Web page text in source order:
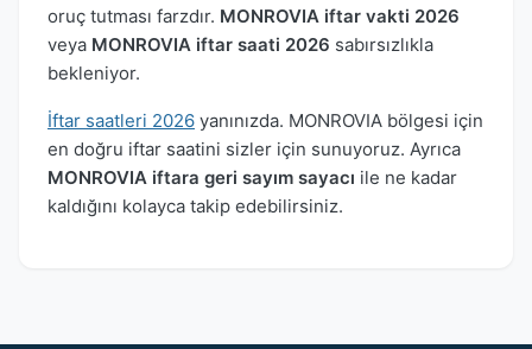
oruç tutması farzdır. MONROVIA iftar vakti 2026
veya MONROVIA iftar saati 2026 sabırsızlıkla
bekleniyor.
İftar saatleri 2026 yanınızda. MONROVIA bölgesi için
en doğru iftar saatini sizler için sunuyoruz. Ayrıca
MONROVIA iftara geri sayım sayacı ile ne kadar
kaldığını kolayca takip edebilirsiniz.